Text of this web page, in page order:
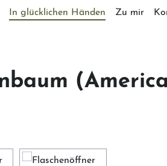
In glücklichen Händen Zu mir